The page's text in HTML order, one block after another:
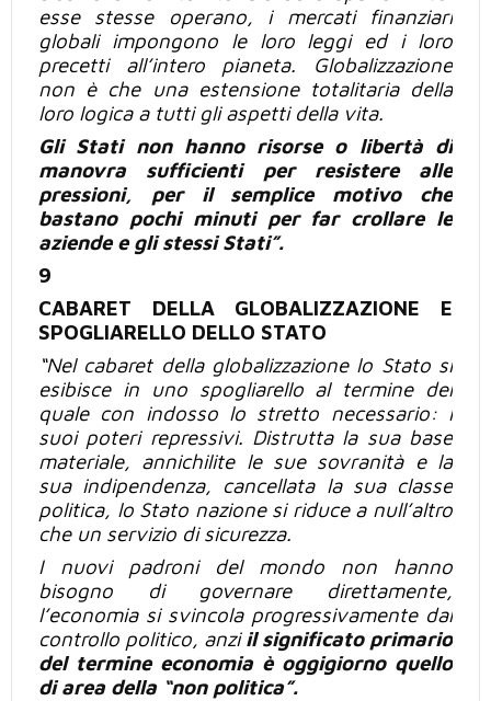
esse stesse operano, i mercati finanziari
globali impongono le loro leggi ed i loro
precetti all’intero pianeta. Globalizzazione
non è che una estensione totalitaria della
loro logica a tutti gli aspetti della vita.
Gli Stati non hanno risorse o libertà di
manovra
sufficienti per resistere alle
pressioni, per il semplice motivo che
bastano pochi minuti per far crollare le
aziende e gli stessi Stati”.
9
CABARET DELLA GLOBALIZZAZIONE E
SPOGLIARELLO DELLO STATO
“Nel cabaret della globalizzazione lo Stato si
esibisce in uno spogliarello al termine del
quale con indosso lo stretto necessario: i
suoi poteri repressivi. Distrutta la sua base
materiale, annichilite le sue sovranità e la
sua indipendenza, cancellata la sua classe
politica, lo Stato nazione si riduce a null’altro
che un servizio di sicurezza.
I nuovi padroni del mondo non
hanno
bisogno di
governare direttamente,
l’economia si svincola progressivamente dal
controllo politico, anzi il significato primario
del termine economia è oggigiorno quello
di area della “non politica”.